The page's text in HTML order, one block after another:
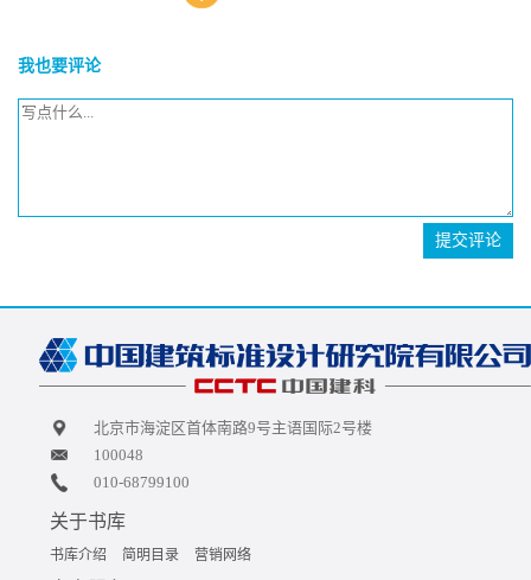
我也要评论
提交评论
北京市海淀区首体南路9号主语国际2号楼
100048
010-68799100
关于书库
书库介绍 简明目录 营销网络